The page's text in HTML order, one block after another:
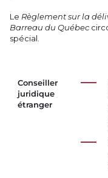
Le Règlement sur la
Barreau du Québec
spécial.
Conseiller
juridique
étranger